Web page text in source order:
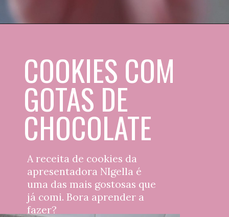
A receita de cookies da
apresentadora NIgella é
uma das mais gostosas que
já comi. Bora aprender a
fazer?
COOKIES COM
GOTAS DE
CHOCOLATE